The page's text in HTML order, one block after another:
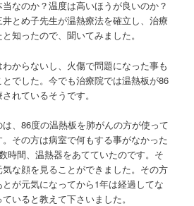
なのか？温度は高いほうが良いのか？
とめ子先生が温熱療法を確立し、治療
知ったので、聞いてみました。
からないし、火傷で問題になった事も
でした。今でも治療院では温熱板が86
れているそうです。
、86度の温熱板を肺がんの方が使って
その方は病室で何もする事がなかった
時間、温熱器をあてていたのです。そ
な顔を見ることができました。その方
が元気になってから1年は経過してな
いると教えて下さいました。